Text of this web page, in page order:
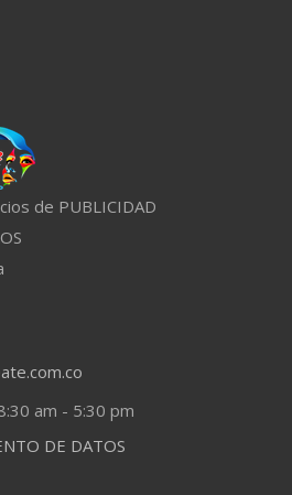
de PUBLICIDAD
am - 5:30 pm
DE DATOS